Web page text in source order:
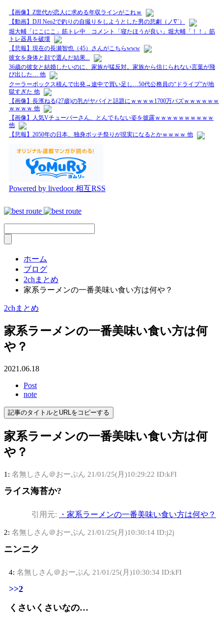
【画像】Z世代が恋人に求める年収ラインがこれｗ
【動画】DJI Neo2で釣りの自撮りをしようとした男の悲劇（ノ∇`）
堀大輔「にこにこ」筋トレ中 コメント「寝たほうが良い」堀大輔「！！」筋
トレ器具を破壊
【悲報】現在の長瀬智也（45）さんがこちらwww
彼女を身体と顔で選んだ結果...
36歳の彼女と結婚したいのに、家族が猛反対。家族から信じられない言葉が飛
び出した… 他
クーラーボックス積んで出発→途中で買い足し…50代公務員の“ドライブ”が地
獄すぎた 他
【画像】長濱ねる(27歳)の乳がヤバイと話題にｗｗｗｗ1700万バズｗｗｗｗｗｗ
ｗｗｗｗ 他
【画像】人気Vチューバーさん、とんでもない姿を披露ｗｗｗｗｗｗｗｗｗｗ
他
【悲報】2050年の日本、独身ボッチ祭りが現実になるとかｗｗｗｗ 他
Powered by livedoor 相互RSS
ホーム
ブログ
2chまとめ
家系ラーメンの一番美味い食い方は何や？
2chまとめ
家系ラーメンの一番美味い食い方は何
や？
2021.06.18
Post
note
記事のタイトルとURLをコピーする
家系ラーメンの一番美味い食い方は何
や？
1: 名無しさん＠おーぷん 21/01/25(月)10:29:22 ID:kFI
ライス海苔か?
引用元: ・家系ラーメンの一番美味い食い方は何や？
2: 名無しさん＠おーぷん 21/01/25(月)10:30:14 ID:j2j
ニンニク
4: 名無しさん＠おーぷん 21/01/25(月)10:30:34 ID:kFI
>>2
くさいくさいなの…